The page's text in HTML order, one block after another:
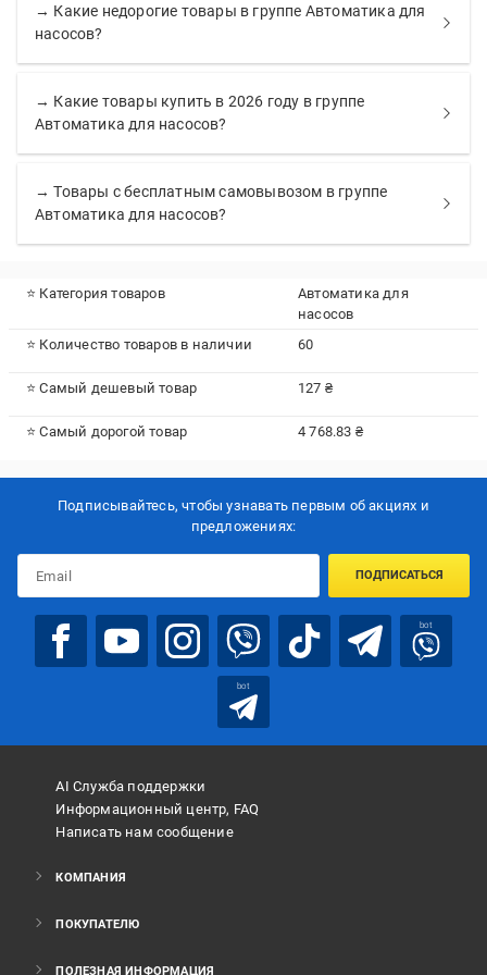
→ Какие недорогие товары в группе Автоматика для
насосов?
→ Какие товары купить в 2026 году в группе
Автоматика для насосов?
→ Товары с бесплатным самовывозом в группе
Автоматика для насосов?
⭐ Категория товаров
Автоматика для
насосов
⭐ Количество товаров в наличии
60
⭐ Самый дешевый товар 127 ₴
⭐ Самый дорогой товар 4 768.83 ₴
Подписывайтесь, чтобы узнавать первым об акцияx и
предложениях:
ПОДПИСАТЬСЯ
bot
bot
AI Служба поддержки
Информационный центр, FAQ
Написать нам сообщение
КОМПАНИЯ
ПОКУПАТЕЛЮ
ПОЛЕЗНАЯ ИНФОРМАЦИЯ